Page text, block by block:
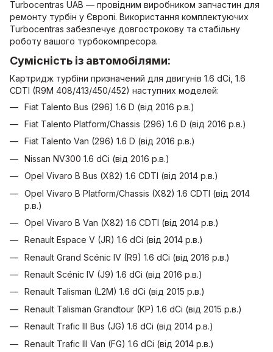
Turboсentras UAB — провідним виробником запчастин для
ремонту турбін у Європі. Використання комплектуючих
Turbocentras забезпечує довгострокову та стабільну
роботу вашого турбокомпресора.
Сумісність із автомобілями:
Картридж турбіни призначений для двигунів 1.6 dCi, 1.6
CDTI (R9M 408/413/450/452) наступних моделей:
Fiat Talento Bus (296) 1.6 D (від 2016 р.в.)
Fiat Talento Platform/Chassis (296) 1.6 D (від 2016 р.в.)
Fiat Talento Van (296) 1.6 D (від 2016 р.в.)
Nissan NV300 1.6 dCi (від 2016 р.в.)
Opel Vivaro B Bus (X82) 1.6 CDTI (від 2014 р.в.)
Opel Vivaro B Platform/Chassis (X82) 1.6 CDTI (від 2014
р.в.)
Opel Vivaro B Van (X82) 1.6 CDTI (від 2014 р.в.)
Renault Espace V (JR) 1.6 dCi (від 2014 р.в.)
Renault Grand Scénic IV (R9) 1.6 dCi (від 2016 р.в.)
Renault Scénic IV (J9) 1.6 dCi (від 2016 р.в.)
Renault Talisman (L2M) 1.6 dCi (від 2015 р.в.)
Renault Talisman Grandtour (KP) 1.6 dCi (від 2015 р.в.)
Renault Trafic III Bus (JG) 1.6 dCi (від 2014 р.в.)
Renault Trafic III Van (FG) 1.6 dCi (від 2014 р.в.)